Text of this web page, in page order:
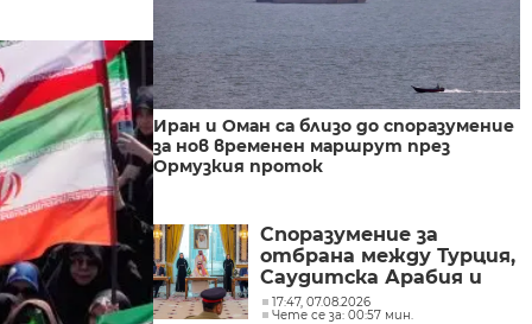
Иран и Оман са близо до споразумение
за нов временен маршрут през
Ормузкия проток
Споразумение за
отбрана между Турция,
Саудитска Арабия и
Пакистан
17:47, 07.08.2026
Чете се за: 00:57 мин.